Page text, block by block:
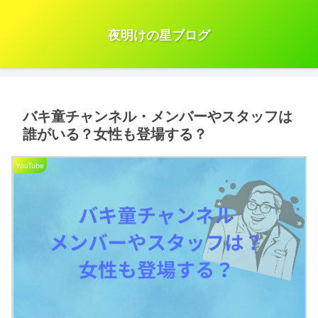
夜明けの星ブログ
バキ童チャンネル・メンバーやスタッフは
誰がいる？女性も登場する？
YouTube